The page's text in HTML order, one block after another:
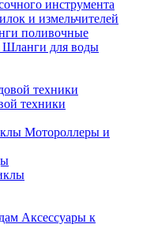
инструмента
и измельчителей
поливочные
Шланги для воды
техники
Мотороллеры и
Аксессуары к